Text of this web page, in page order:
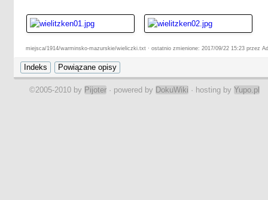
miejsca/1914/warminsko-mazurskie/wieliczki.txt · ostatnio zmienione: 2017/09/22 15:23 przez
©2005-2010 by Pijoter · powered by DokuWiki · hosting by Yupo.pl